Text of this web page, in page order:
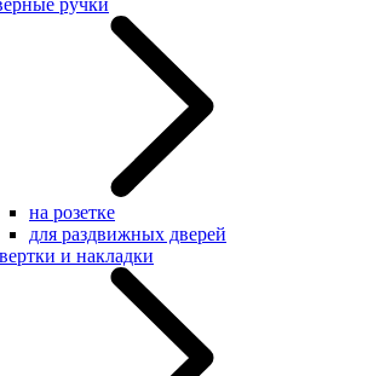
ручки
на розетке
для раздвижных дверей
и накладки